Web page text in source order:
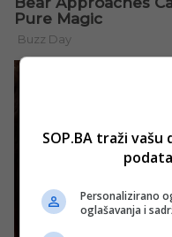
SOP.BA traži
Personalizirano
oglašavanja i